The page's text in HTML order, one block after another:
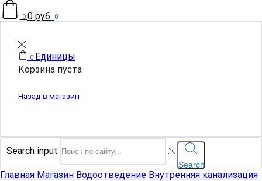
0 0руб. 0
0 Единицы
Корзина пуста
Назад в магазин
Search input
Search
Главная Магазин Водоотведение Внутренняя канализация